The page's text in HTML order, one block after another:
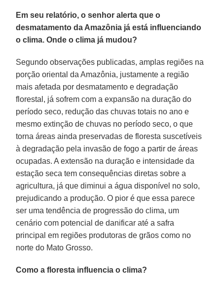
Em seu relatório, o senhor alerta que o
desmatamento da Amazônia já está influenciando
o clima. Onde o clima já mudou?
Segundo observações publicadas, amplas regiões na
porção oriental da Amazônia, justamente a região
mais afetada por desmatamento e degradação
florestal, já sofrem com a expansão na duração do
período seco, redução das chuvas totais no ano e
mesmo extinção de chuvas no período seco, o que
torna áreas ainda preservadas de floresta suscetíveis
à degradação pela invasão de fogo a partir de áreas
ocupadas. A extensão na duração e intensidade da
estação seca tem consequências diretas sobre a
agricultura, já que diminui a água disponível no solo,
prejudicando a produção. O pior é que essa parece
ser uma tendência de progressão do clima, um
cenário com potencial de danificar até a safra
principal em regiões produtoras de grãos como no
norte do Mato Grosso.
Como a floresta influencia o clima?